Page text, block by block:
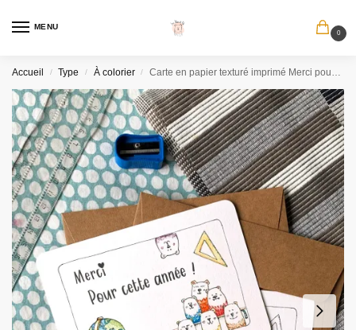
MENU
0
Accueil / Type / À colorier / Carte en papier texturé imprimé Merci pour cette année, cadeau de fin d’année original